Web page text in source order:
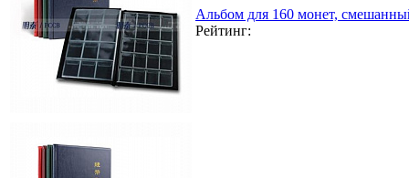
Альбом для 160 монет,
Рейтинг: